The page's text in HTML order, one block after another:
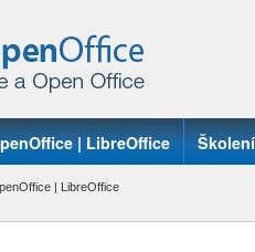
| LibreOffice Školení
| LibreOffice